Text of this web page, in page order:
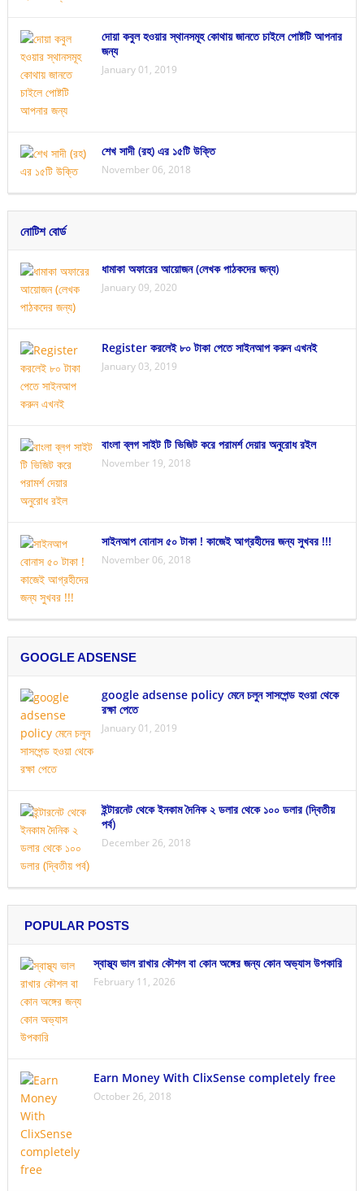
দোয়া কবুল হওয়ার স্থানসমূহ কোথায় জানতে চাইলে পোষ্টটি আপনার
জন্য
January 01, 2019
শেখ সাদী (রহ) এর ১৫টি উক্তি
November 06, 2018
নোটিশ বোর্ড
ধামাকা অফারের আয়োজন (লেখক পাঠকদের জন্য)
January 09, 2020
Register করলেই ৮০ টাকা পেতে সাইনআপ করুন এখনই
January 03, 2019
বাংলা ব্লগ সাইট টি ভিজিট করে পরামর্শ দেয়ার অনুরোধ রইল
November 19, 2018
সাইনআপ বোনাস ৫০ টাকা ! কাজেই আগ্রহীদের জন্য সুখবর !!!
November 06, 2018
GOOGLE ADSENSE
google adsense policy মেনে চলুন সাসপেন্ড হওয়া থেকে
রক্ষা পেতে
January 01, 2019
ইন্টারনেট থেকে ইনকাম দৈনিক ২ ডলার থেকে ১০০ ডলার (দ্বিতীয়
পর্ব)
December 26, 2018
POPULAR POSTS
স্বাস্থ্য ভাল রাখার কৌশল বা কোন অঙ্গের জন্য কোন অভ্যাস উপকারি
February 11, 2026
Earn Money With ClixSense completely free
October 26, 2018